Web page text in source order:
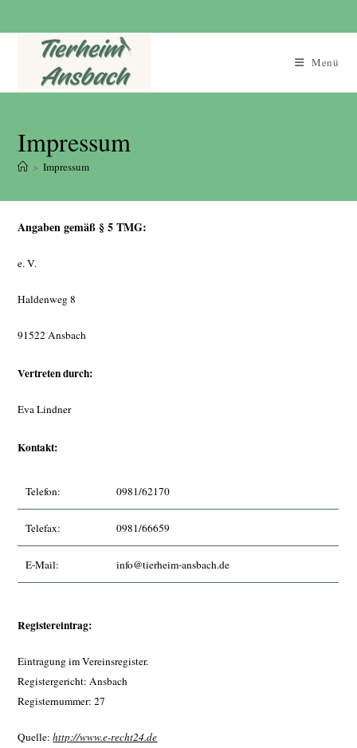
Inhalt
Menü
Impressum
> Impressum
Angaben gemäß § 5 TMG:
e. V.
Haldenweg 8
91522 Ansbach
Vertreten durch:
Eva Lindner
Kontakt:
Telefon: 0981/62170
Telefax: 0981/66659
E-Mail: info@tierheim-ansbach.de
Registereintrag:
Eintragung im Vereinsregister.
Registergericht: Ansbach
Registernummer: 27
Quelle:http://www.e-recht24.de